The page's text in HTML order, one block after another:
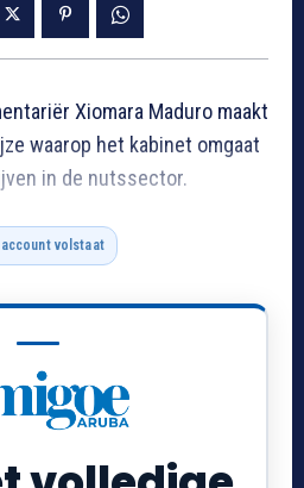
Xiomara Maduro maakt
waarop het kabinet omgaat
in de nutssector.
volstaat